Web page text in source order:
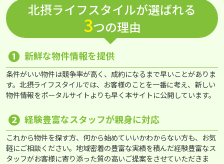
北摂ライフスタイルが選ばれる
3つの理由
❶ 新鮮な物件情報を提供
条件がいい物件は競争率が高く、成約になるまで早いことがありま
す。北摂ライフスタイルでは、お客様のことを一番に考え、新しい
物件情報をポータルサイトよりも早く本サイトに公開しています。
❷ 経験豊富なスタッフが親身に対応
これから物件を探す方、何から始めていいかわからない方も、お気
軽にご相談ください。地域密着の豊富な実績を積んだ経験豊富なス
タッフがお客様に寄り添った質の高いご提案をさせていただきま